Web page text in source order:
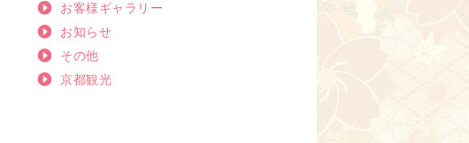
お客様ギャラリー
お知らせ
その他
京都観光